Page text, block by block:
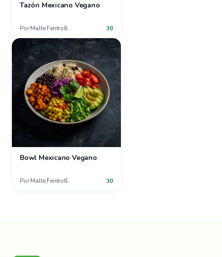
Tazón Mexicano Vegano
Por Malte Fentroß 30
Bowl Mexicano Vegano
Por Malte Fentroß 30